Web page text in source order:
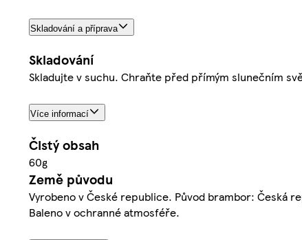
Skladování a příprava
Skladování
Skladujte v suchu. Chraňte před přímým slunečním
Více informací
Čistý obsah
60g
Země původu
Vyrobeno v České republice. Původ brambor: Česká
Baleno v ochranné atmosféře.